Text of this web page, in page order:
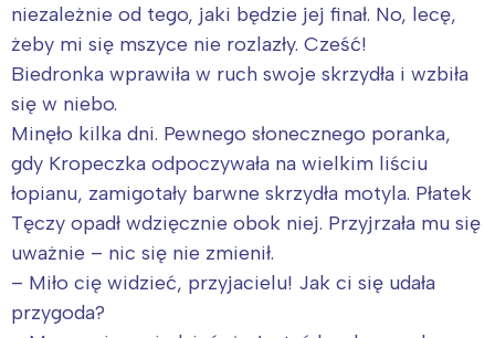
niezależnie od tego, jaki będzie jej finał. No, lecę,
żeby mi się mszyce nie rozlazły. Cześć!
Biedronka wprawiła w ruch swoje skrzydła i wzbiła
się w niebo.
Minęło kilka dni. Pewnego słonecznego poranka,
gdy Kropeczka odpoczywała na wielkim liściu
łopianu, zamigotały barwne skrzydła motyla. Płatek
Tęczy opadł wdzięcznie obok niej. Przyjrzała mu się
uważnie – nic się nie zmienił.
– Miło cię widzieć, przyjacielu! Jak ci się udała
przygoda?